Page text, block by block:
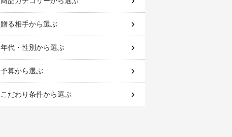
贈る相手から選ぶ
年代・性別から選ぶ
予算から選ぶ
こだわり条件から選ぶ